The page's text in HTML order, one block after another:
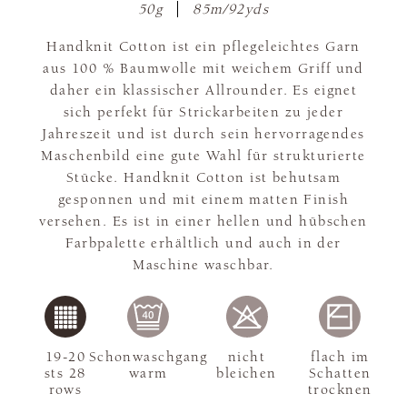
50g 85m/92yds
Handknit Cotton ist ein pflegeleichtes Garn
aus 100 % Baumwolle mit weichem Griff und
daher ein klassischer Allrounder. Es eignet
sich perfekt für Strickarbeiten zu jeder
Jahreszeit und ist durch sein hervorragendes
Maschenbild eine gute Wahl für strukturierte
Stücke. Handknit Cotton ist behutsam
gesponnen und mit einem matten Finish
versehen. Es ist in einer hellen und hübschen
Farbpalette erhältlich und auch in der
Maschine waschbar.
19-20
sts 28
rows
Schonwaschgang
warm
nicht
bleichen
flach im
Schatten
trocknen